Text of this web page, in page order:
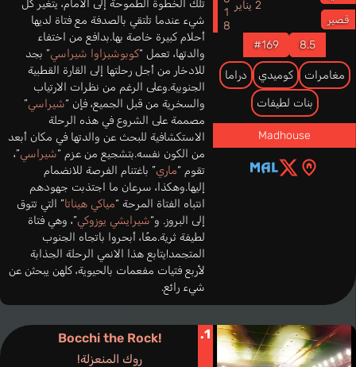
قصير
2 يناير
8.5
#169
مغامرات كوميدي دراما
بنات لطيفات
Madhouse
تلك الخطوة الطموحة إلى الأمام، يتغير كل
شيء عندما تلتقي بالصدفة مع فتاة لديها
أحلام كبيرة خاصة بها.بدافع من اختفاء
والدتها، تعمل “كوبوشيزاوا شيراسي” بجد
للادخار من أجل رحلتها إلى القارة القطبية
الجنوبية.وعلى الرغم من نظرات الارتياب
والسخرية من قبل الجميع، فإن “شيراسي”
مصممة على الشروع في هذه الرحلة
الاستكشافية للبحث عن والدتها في مكان أبعد
من الكون نفسه.بتشجيع من عزم “شيراسي”،
تقوم “ماري” باغتنام الفرصة للانضمام
إليها.وهكذا، سرعان ما اجتذبت جهودهم
انتباه الفتاة المرحة “مياكي هيناتا” التي تتوق
إلى البروز. و“شيرايشي يوزوكي”، وهي فتاة
لطيفة ثرية.معًا، أبحروا باتجاه الجنوب
المتجمد!يتابع هذا الانمي الرحلة الجذابة
لأربع فتيات مفعمات بالحيوية، كلهن يبحثن عن
شيء رائع.
1.
Bocchi the Rock!
روك المنعزلة!